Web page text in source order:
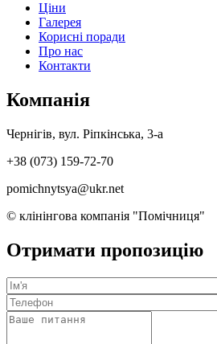
Ціни
Галерея
Корисні поради
Про нас
Контакти
Компанія
Чернігів, вул. Ріпкінська, 3-а
+38 (073) 159-72-70
pomichnytsya@ukr.net
© клінінгова компанія "Помічниця"
Отримати пропозицію